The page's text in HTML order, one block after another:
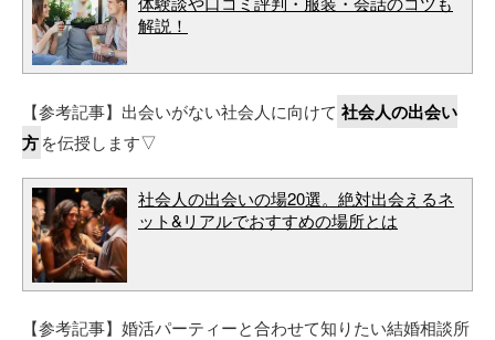
解説！
【参考記事】出会いがない社会人に向けて 社会人の出会い
方を伝授します▽
社会人の出会いの場20選。絶対出会えるネ
ット&リアルでおすすめの場所とは
【参考記事】婚活パーティーと合わせて知りたい結婚相談所